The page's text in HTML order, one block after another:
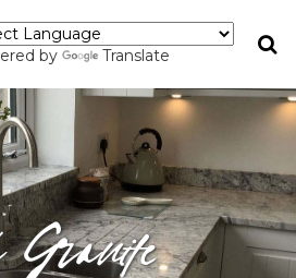
by Translate